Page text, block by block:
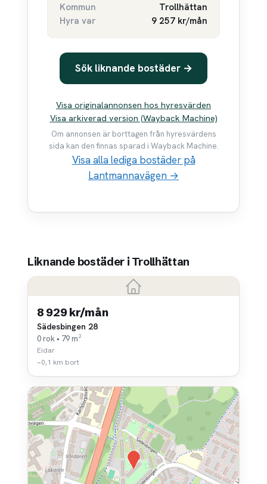
Kommun
Trollhättan
Hyra var
9 257 kr/mån
Sök liknande bostäder →
Visa originalannonsen hos hyresvärden
Visa arkiverad version (Wayback Machine)
Om annonsen är borttagen från hyresvärdens
sida kan den finnas sparad i Wayback Machine.
Visa alla lediga bostäder på
Lantmannavägen →
Liknande bostäder i Trollhättan
8 929 kr/mån
Sädesbingen 28
0 rok • 79 m²
Eidar
~0,1 km bort